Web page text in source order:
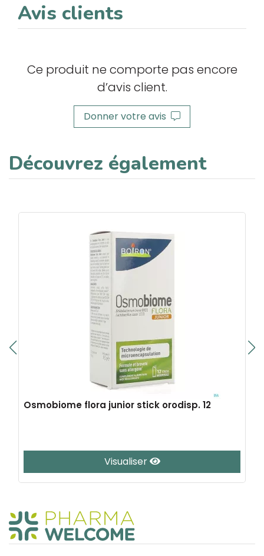
Avis clients
Ce produit ne comporte pas encore
d’avis client.
Donner votre avis
Découvrez également
Osmobiome flora junior stick orodisp. 12
Visualiser